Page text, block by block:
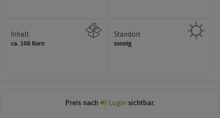
Inhalt
ca. 100 KornWie viel ist enthalten
Standort
sonnig
Pflanze? (schattig, halbschattig,
sonnig, vollsonnig)
Preis nach Login sichtbar.